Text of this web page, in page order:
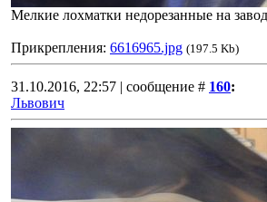
Мелкие лохматки недорезанные на
Прикрепления: 6616965.jpg (197.5 Kb)
31.10.2016, 22:57 | сообщение # 160:
Львович